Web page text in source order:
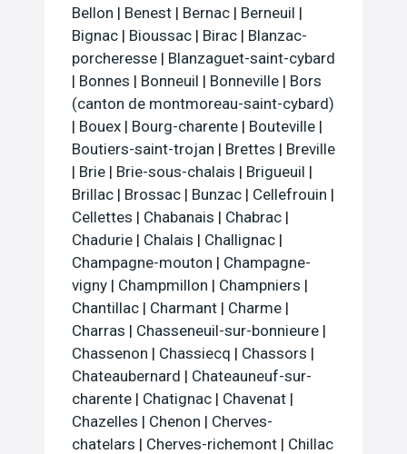
Bellon | Benest | Bernac | Berneuil |
Bignac | Bioussac | Birac | Blanzac-
porcheresse | Blanzaguet-saint-cybard
| Bonnes | Bonneuil | Bonneville | Bors
(canton de montmoreau-saint-cybard)
| Bouex | Bourg-charente | Bouteville |
Boutiers-saint-trojan | Brettes | Breville
| Brie | Brie-sous-chalais | Brigueuil |
Brillac | Brossac | Bunzac | Cellefrouin |
Cellettes | Chabanais | Chabrac |
Chadurie | Chalais | Challignac |
Champagne-mouton | Champagne-
vigny | Champmillon | Champniers |
Chantillac | Charmant | Charme |
Charras | Chasseneuil-sur-bonnieure |
Chassenon | Chassiecq | Chassors |
Chateaubernard | Chateauneuf-sur-
charente | Chatignac | Chavenat |
Chazelles | Chenon | Cherves-
chatelars | Cherves-richemont | Chillac